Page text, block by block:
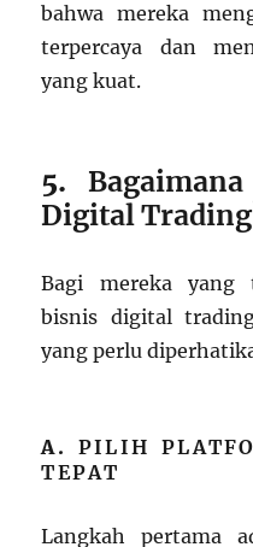
bahwa mereka
terpercaya dan
yang kuat.
5.
Digital
Bagi mereka yang
bisnis digital
yang perlu
A. PILIH
TEPAT
Langkah pertama